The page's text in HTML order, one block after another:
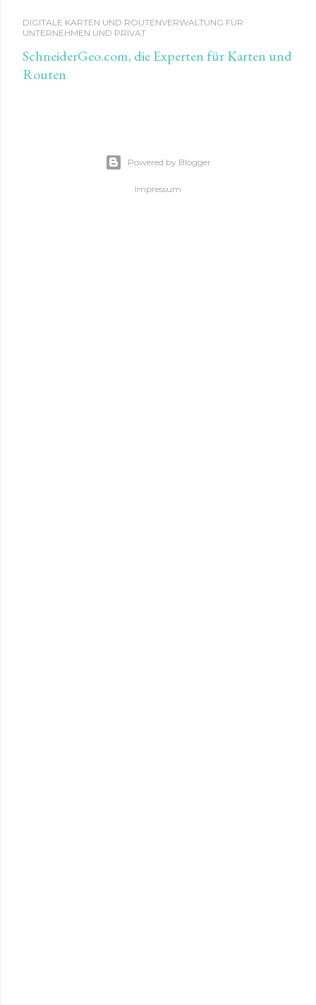
DIGITALE KARTEN UND ROUTENVERWALTUNG FÜR
UNTERNEHMEN UND PRIVAT
SchneiderGeo.com, die Experten für Karten und
Routen
Powered by Blogger
Impressum